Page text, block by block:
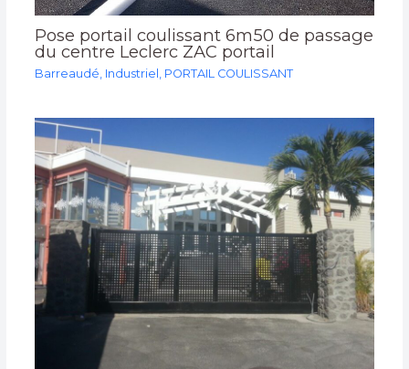
Pose portail coulissant 6m50 de passage
du centre Leclerc ZAC portail
Barreaudé, Industriel , PORTAIL COULISSANT